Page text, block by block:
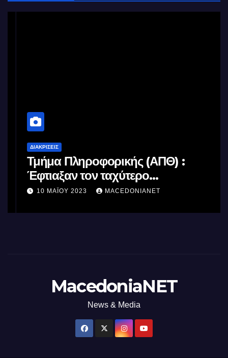
ΔΙΑΚΡΊΣΕΙΣ
Τμήμα Πληροφορικής (ΑΠΘ) :
Έφτιαξαν τον ταχύτερο
επεξεργαστή AI στον κόσμο με τη
10 ΜΑΪ́ΟΥ 2023 MACEDONIANET
MacedoniaNET
News & Media